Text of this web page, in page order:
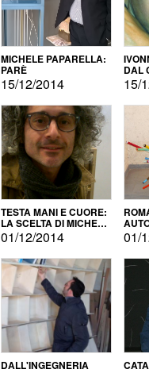
MICHELE PAPARELLA:
PARÈ
15/12/2014
DAL
15/
TESTA MANI E CUORE:
LA SCELTA DI MICHELE
BARBERIO
01/12/2014 01/
DALL'INGEGNERIA